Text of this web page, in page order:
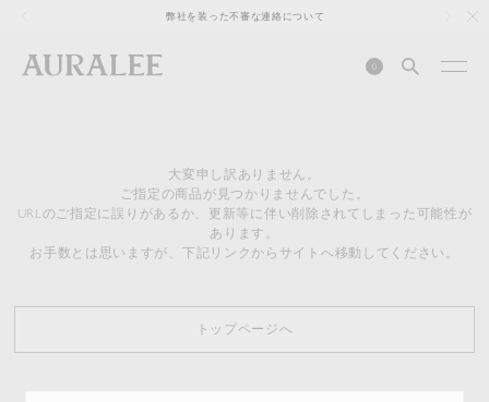
弊社を装った不審な連絡について
0
大変申し訳ありません。
ご指定の商品が見つかりませんでした。
URLのご指定に誤りがあるか、更新等に伴い削除されてしまった可能性が
あります。
お手数とは思いますが、下記リンクからサイトへ移動してください。
トップページへ